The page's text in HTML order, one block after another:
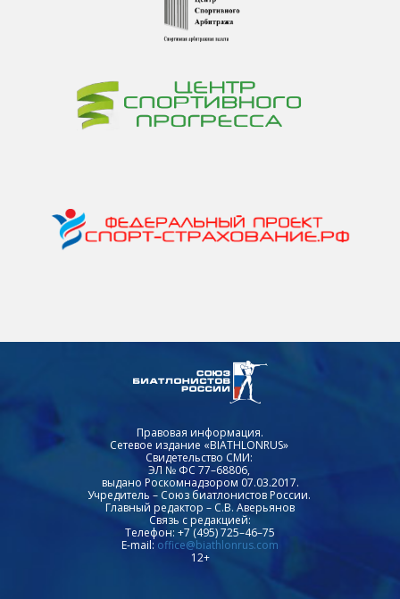
Правовая информация.
Сетевое издание «BIATHLONRUS»
Свидетельство СМИ:
ЭЛ № ФС 77–68806,
выдано Роскомнадзором 07.03.2017.
Учредитель – Союз биатлонистов России.
Главный редактор – С.В. Аверьянов
Связь с редакцией:
Телефон: +7 (495) 725–46–75
E-mail: office@biathlonrus.com
12+